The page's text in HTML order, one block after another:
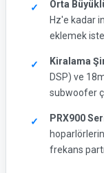
Orta
Hz'e kadar
eklemek
Kiralama
DSP) ve
subwoofer
PRX900
frekans